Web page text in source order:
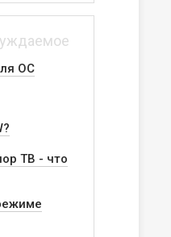
ОС
ТВ - что